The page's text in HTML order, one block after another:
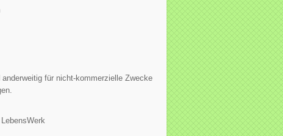
für nicht-kommerzielle Zwecke